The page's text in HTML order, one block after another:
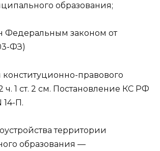
образования;
Федеральным законом от
ФЗ)
правового
ч. 1 ст. 2 см. Постановление КС РФ
14-П.
территории
образования —